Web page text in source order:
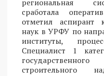
региональная
сработала
отметил аспирант
наук в УРФУ по
институты,
Специалист 1
строительного